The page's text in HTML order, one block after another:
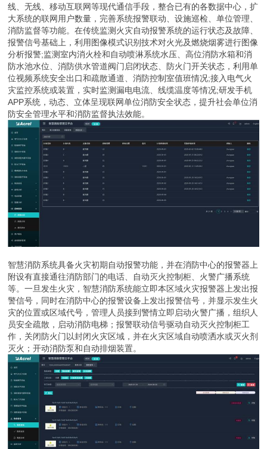
线、无线、移动互联网等现代通信手段，整合已有的各数据中心，扩
大系统的联网用户数量，完善系统报警联动、设施巡检、单位管理、
消防监督等功能。在传统监测火灾自动报警系统的运行状态及故障、
报警信号基础上，利用图像模式识别技术对火光及燃烧烟雾进行图像
分析报警;监测室内消火栓和自动喷淋系统水压、高位消防水箱和消
防水池水位、消防供水管道阀门启闭状态、防火门开关状态，利用单
位视频系统安全出口和疏散通道、消防控制室值班情况;接入电气火
灾监控系统或装置，实时监测漏电电流、线缆温度等情况;研发手机
APP系统，动态、立体呈现联网单位消防安全状态，提升社会单位消
防安全管理水平和消防监督执法效能。
智慧消防系统具备火灾初期自动报警功能，并在消防中心的报警器上
附设有直接通往消防部门的电话、自动灭火控制柜、火警广播系统
等。一旦发生火灾，智慧消防系统能立即本区域火灾报警器上发出报
警信号，同时在消防中心的报警设备上发出报警信号，并显示发生火
灾的位置或区域代号，管理人员接到警情立即启动火警广播，组织人
员安全疏散，启动消防电梯；报警联动信号驱动自动灭火控制柜工
作，关闭防火门以封闭火灾区域，并在火灾区域自动喷洒水或灭火剂
灭火；开动消防泵和自动排烟装置。